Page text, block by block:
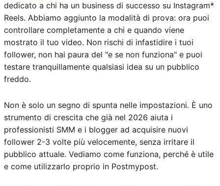
dedicato a chi ha un business di successo su Instagram*
Reels. Abbiamo aggiunto la modalità di prova: ora puoi
controllare completamente a chi e quando viene
mostrato il tuo video. Non rischi di infastidire i tuoi
follower, non hai paura del "e se non funziona" e puoi
testare tranquillamente qualsiasi idea su un pubblico
freddo.
Non è solo un segno di spunta nelle impostazioni. È uno
strumento di crescita che già nel 2026 aiuta i
professionisti SMM e i blogger ad acquisire nuovi
follower 2-3 volte più velocemente, senza irritare il
pubblico attuale. Vediamo come funziona, perché è utile
e come utilizzarlo proprio in Postmypost.